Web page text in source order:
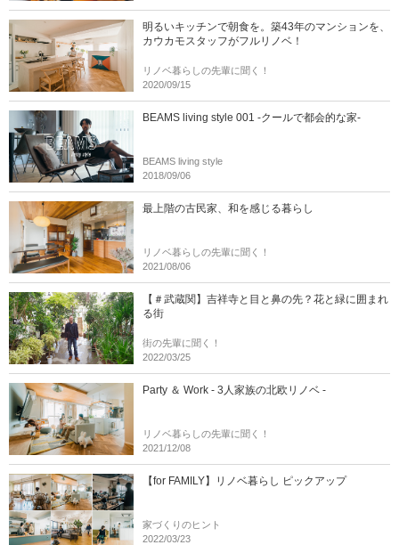
明るいキッチンで朝食を。築43年のマンションを、
カウカモスタッフがフルリノベ！
リノベ暮らしの先輩に聞く！
2020/09/15
BEAMS living style 001 -クールで都会的な家-
BEAMS living style
2018/09/06
最上階の古民家、和を感じる暮らし
リノベ暮らしの先輩に聞く！
2021/08/06
【＃武蔵関】吉祥寺と目と鼻の先？花と緑に囲まれ
る街
街の先輩に聞く！
2022/03/25
Party ＆ Work - 3人家族の北欧リノベ -
リノベ暮らしの先輩に聞く！
2021/12/08
【for FAMILY】リノベ暮らし ピックアップ
家づくりのヒント
2022/03/23